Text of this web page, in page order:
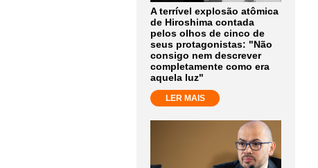
A terrível explosão atômica
de Hiroshima contada
pelos olhos de cinco de
seus protagonistas: "Não
consigo nem descrever
completamente como era
aquela luz"
LER MAIS